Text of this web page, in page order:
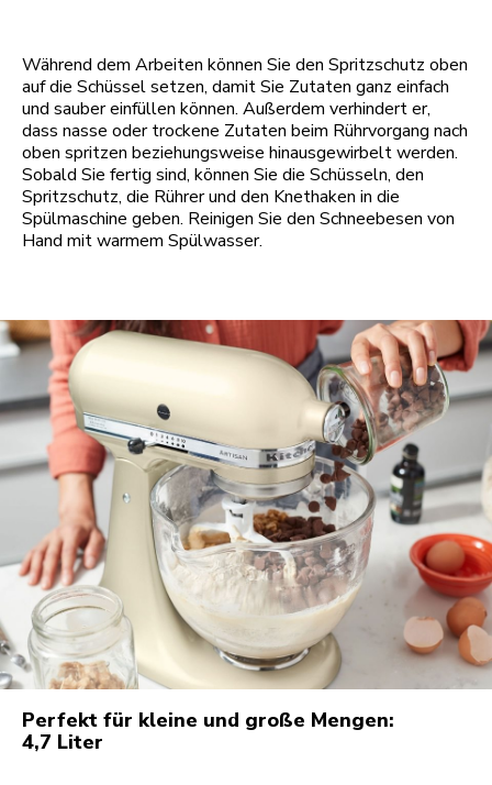
Während dem Arbeiten können Sie den Spritzschutz oben
auf die Schüssel setzen, damit Sie Zutaten ganz einfach
und sauber einfüllen können. Außerdem verhindert er,
dass nasse oder trockene Zutaten beim Rührvorgang nach
oben spritzen beziehungsweise hinausgewirbelt werden.
Sobald Sie fertig sind, können Sie die Schüsseln, den
Spritzschutz, die Rührer und den Knethaken in die
Spülmaschine geben. Reinigen Sie den Schneebesen von
Hand mit warmem Spülwasser.
Perfekt für kleine und große Mengen:
4,7 Liter